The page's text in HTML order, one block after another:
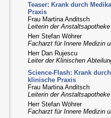
Teaser: Krank durch
Praxis
Frau Martina Anditsch
Leiterin der
Herr Stefan Wöhrer
Facharzt für Innere Medizin
Herr Dan Rujescu
Leiter der Klinischen
Science-Flash: Krank
klinische Praxis
Frau Martina Anditsch
Leiterin der
Herr Stefan Wöhrer
Facharzt für Innere Medizin